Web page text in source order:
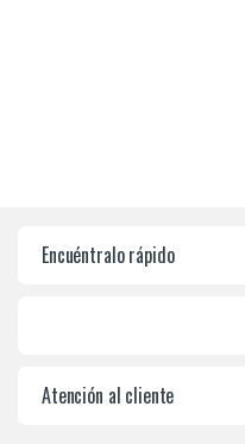
Encuéntralo rápido
Atención al cliente